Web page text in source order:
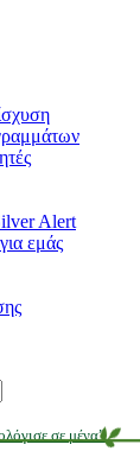
Alert
εμάς
σε μένα”